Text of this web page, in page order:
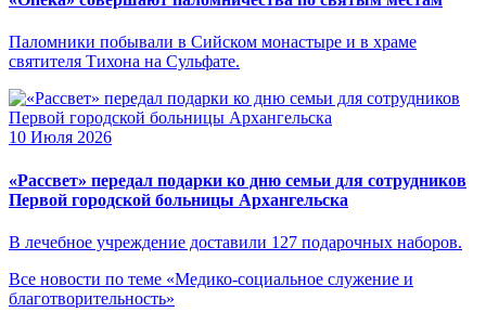
Паломники побывали в Сийском монастыре и в храме
святителя Тихона на Сульфате.
10 Июля 2026
«Рассвет» передал подарки ко дню семьи для сотрудников
Первой городской больницы Архангельска
В лечебное учреждение доставили 127 подарочных наборов.
Все новости по теме «Медико-социальное служение и
благотворительность»